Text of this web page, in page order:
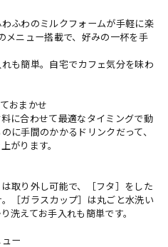
ふわのミルクフォームが手軽に楽
メニュー搭載で、好みの一杯を手
も簡単。自宅でカフェ気分を味わ
おまかせ
に合わせて最適なタイミングで動
に手間のかかるドリンクだって、
がります。
取り外し可能で、［フタ］をした
［ガラスカップ］は丸ごと水洗い
洗えてお手入れも簡単です。
ー